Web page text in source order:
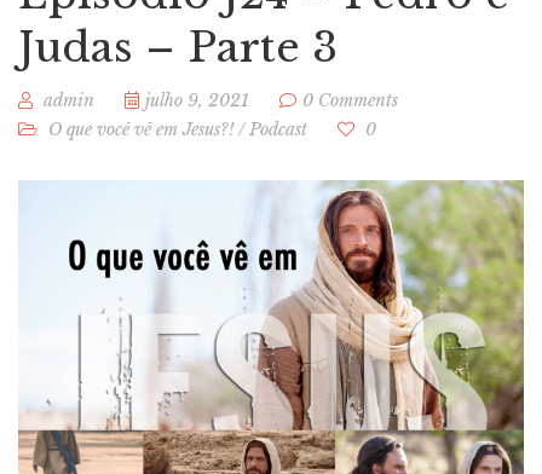
Judas – Parte 3
admin julho 9, 2021
0 Comments
O que você vê em Jesus?! /Podcast 0